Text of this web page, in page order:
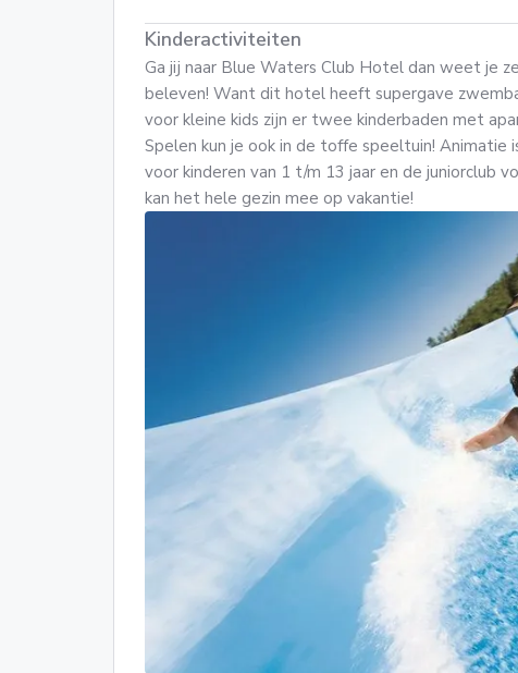
Kinderactiviteiten
Ga jij naar Blue Waters Club Hotel dan weet je
beleven! Want dit hotel heeft supergave
voor kleine kids zijn er twee kinderbaden met
Spelen kun je ook in de toffe speeltuin! Animatie
voor kinderen van 1 t/m 13 jaar en de juniorclub
kan het hele gezin mee op vakantie!